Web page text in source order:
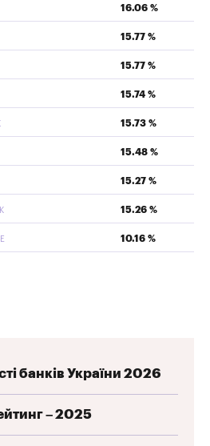
16.06 %
15.77 %
15.77 %
15.74 %
15.73 %
15.48 %
15.27 %
15.26 %
10.16 %
банків України 2026
– 2025